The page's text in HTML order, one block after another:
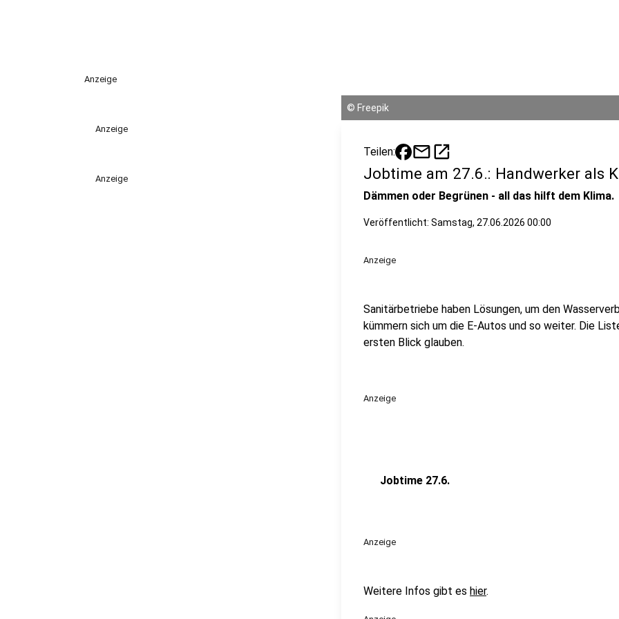
Anzeige
Anzeige
Anzeige
© Freepik
Teilen: mailopen_in_new
Jobtime am 27.6.: Handwerker als
Dämmen oder Begrünen - all das hilft dem Klima.
Veröffentlicht: Samstag, 27.06.2026 00:00
Anzeige
Sanitärbetriebe haben Lösungen, um den
kümmern sich um die E-Autos und so weiter. Die
ersten Blick glauben.
Anzeige
Jobtime 27.6.
Anzeige
Weitere Infos gibt es hier.